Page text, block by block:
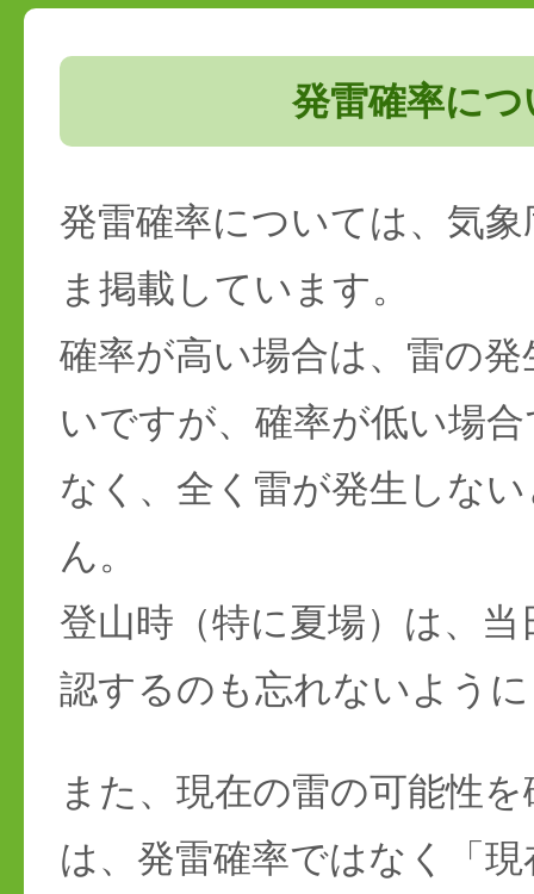
発雷確率につ
発雷確率については、気
ま掲載しています。
確率が高い場合は、雷の
いですが、確率が低い場
なく、全く雷が発生しな
ん。
登山時（特に夏場）は、
認するのも忘れないよう
また、現在の雷の可能性
は、発雷確率ではなく「